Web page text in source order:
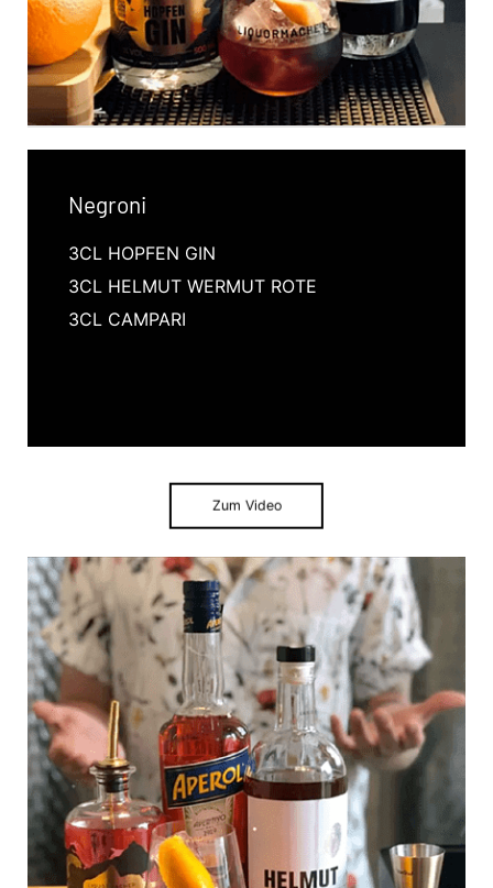
Negroni
3CL HOPFEN GIN
3CL HELMUT WERMUT ROTE
3CL CAMPARI
Zum Video